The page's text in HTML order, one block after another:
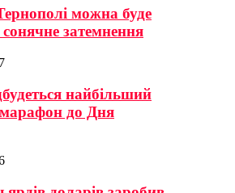
можна буде
сонячне затемнення
найбільший
до Дня